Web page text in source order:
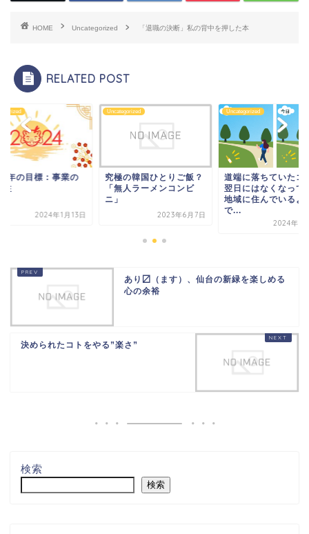
HOME Uncategorized 「退職の決断」私の背中を押した本
RELATED POST
年の目標：事業の
柱
2024年1月13日
Uncategorized
究極の韓国ひとりご飯？
「無人ラーメンコンビ
ニ」
2023年6月7日
Uncategorized
道端に落ちていたゴ
翌日にはなくなって
地域に住んでいるよ
で...
2024年7
あり〼（ます）、仙台の新緑を楽しめる
心の余裕
決められたコトをやる”楽さ”
検索
検索